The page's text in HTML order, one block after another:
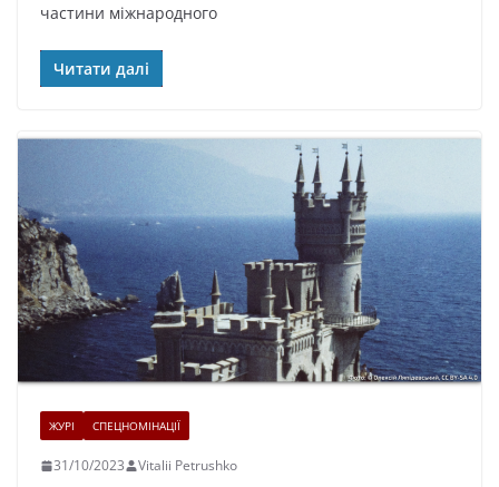
частини міжнародного
Читати далі
ЖУРІ СПЕЦНОМІНАЦІЇ
31/10/2023 Vitalii Petrushko